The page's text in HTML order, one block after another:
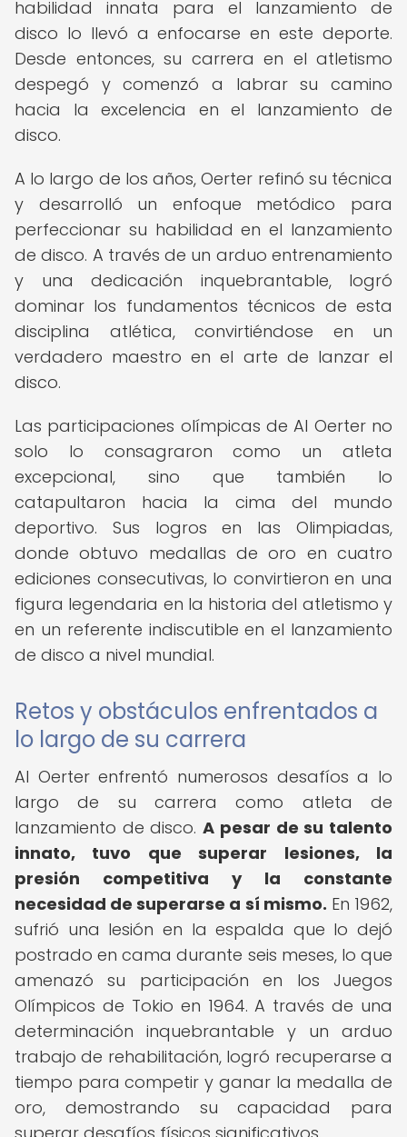
habilidad innata para el lanzamiento de
disco lo llevó a enfocarse en este deporte.
Desde entonces, su carrera en el atletismo
despegó y comenzó a labrar su camino
hacia la excelencia en el lanzamiento de
disco.
A lo largo de los años, Oerter refinó su técnica
y desarrolló un enfoque metódico para
perfeccionar su habilidad en el lanzamiento
de disco. A través de un arduo entrenamiento
y una dedicación inquebrantable, logró
dominar los fundamentos técnicos de esta
disciplina atlética, convirtiéndose en un
verdadero maestro en el arte de lanzar el
disco.
Las participaciones olímpicas de Al Oerter no
solo lo consagraron como un atleta
excepcional, sino que también lo
catapultaron hacia la cima del mundo
deportivo. Sus logros en las Olimpiadas,
donde obtuvo medallas de oro en cuatro
ediciones consecutivas, lo convirtieron en una
figura legendaria en la historia del atletismo y
en un referente indiscutible en el lanzamiento
de disco a nivel mundial.
Retos y obstáculos enfrentados a
lo largo de su carrera
Al Oerter enfrentó numerosos desafíos a lo
largo de su carrera como atleta de
lanzamiento de disco.A pesar de su talento
innato, tuvo que superar lesiones, la
presión competitiva y la constante
necesidad de superarse a sí mismo. En 1962,
sufrió una lesión en la espalda que lo dejó
postrado en cama durante seis meses, lo que
amenazó su participación en los Juegos
Olímpicos de Tokio en 1964. A través de una
determinación inquebrantable y un arduo
trabajo de rehabilitación, logró recuperarse a
tiempo para competir y ganar la medalla de
oro, demostrando su capacidad para